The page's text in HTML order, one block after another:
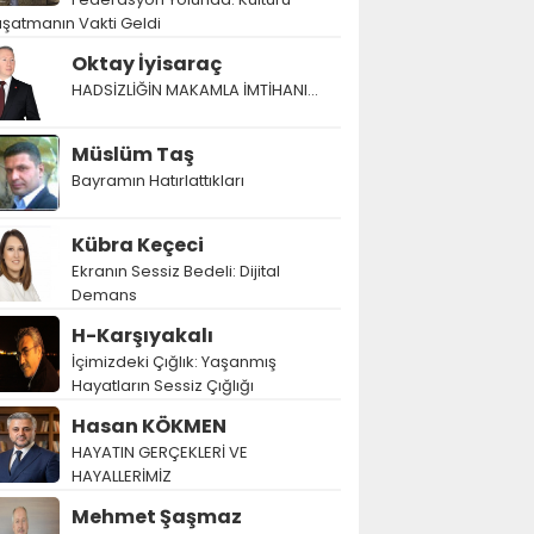
Vakti Geldi
Oktay İyisaraç
HADSİZLİĞİN MAKAMLA İMTİHANI…
Müslüm Taş
Bayramın Hatırlattıkları
Kübra Keçeci
Ekranın Sessiz Bedeli: Dijital
Demans
H-Karşıyakalı
İçimizdeki Çığlık: Yaşanmış
Hayatların Sessiz Çığlığı
Hasan KÖKMEN
HAYATIN GERÇEKLERİ VE
HAYALLERİMİZ
Mehmet Şaşmaz